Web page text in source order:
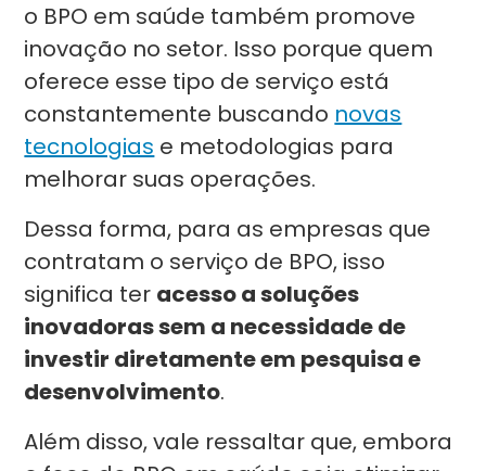
o BPO em saúde também promove
inovação no setor. Isso porque quem
oferece esse tipo de serviço está
constantemente buscando novas
tecnologias e metodologias para
melhorar suas operações.
Dessa forma, para as empresas que
contratam o serviço de BPO, isso
significa ter acesso a soluções
inovadoras sem a necessidade de
investir diretamente em pesquisa e
desenvolvimento.
Além disso, vale ressaltar que, embora